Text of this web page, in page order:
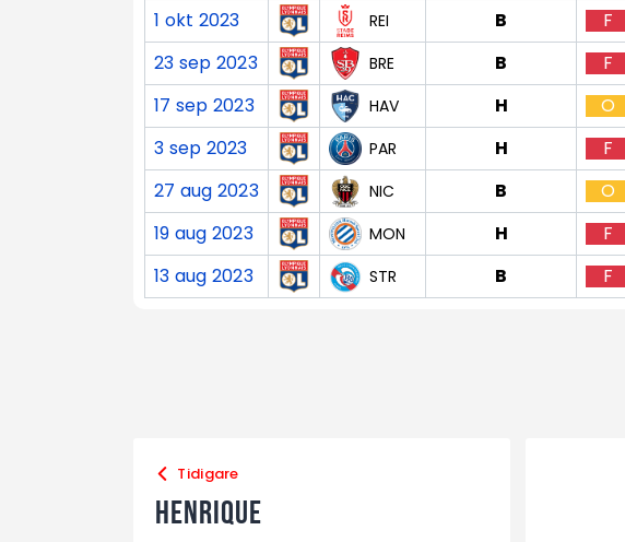
1 okt 2023
REI B F
23 sep 2023
BRE B F
17 sep 2023
HAV H O
3 sep 2023
PAR H F
27 aug 2023
NIC B O
19 aug 2023
MON H F
13 aug 2023
STR B F
Tidigare
Henrique